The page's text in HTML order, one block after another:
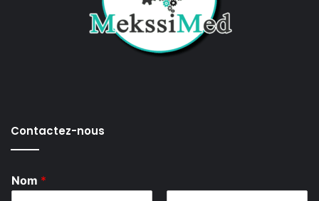
Contactez-nous
Nom *